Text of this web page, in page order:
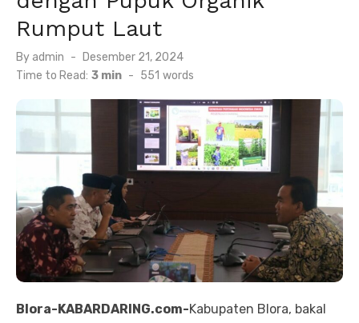
Rumput Laut
By admin
Posted
on
Desember 21, 2024
Time to Read: 3 min - 551 words
Blora-KABARDARING.com-Kabupaten Blora, bakal